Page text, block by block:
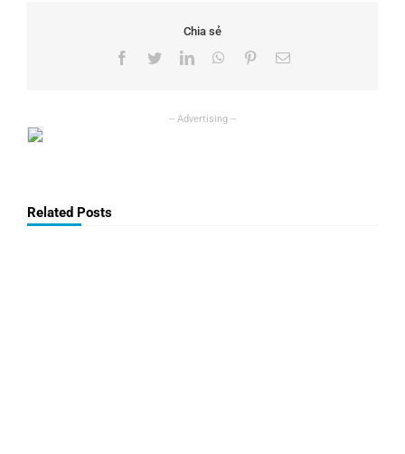
Chia sẻ
Facebook
TwitterLinkedInWhatsApp
PinterestEmail
Related Posts